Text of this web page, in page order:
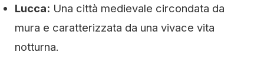
Lucca: Una città medievale circondata da
mura e caratterizzata da una vivace vita
notturna.